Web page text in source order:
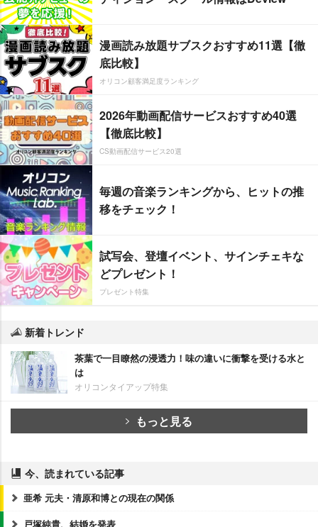
漫画読み放題サブスクおすすめ11選【徹
底比較】
オリコン顧客満足度ランキング
2026年動画配信サービスおすすめ40選
【徹底比較】
CS動画配信サービス20選
毎週の音楽ランキングから、ヒットの推
移をチェック！
試写会、登壇イベント、サインチェキな
どプレゼント！
プレゼント特集
新着トレンド
茶葉で一目瞭然の浸透力！味の違いに衝撃を受ける水と
は
オリコンタイアップ特集
もっと見る
今、読まれている記事
亜希 元夫・清原和博との現在の関係
戸塚純貴、結婚を発表